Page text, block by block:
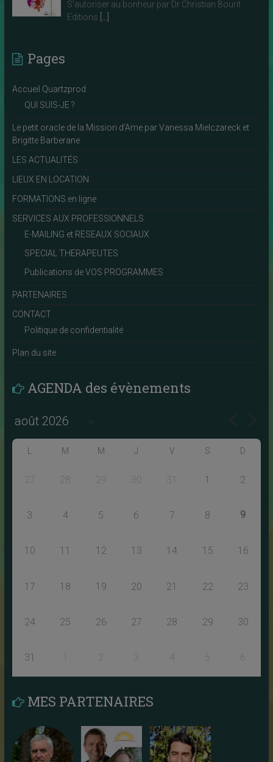
S’autoriser au bonheur par Dr Christian Bourit
Editions […]
Pages
Accueil Quartzprod
QUI SUIS-JE ?
Le petit oracle de la Mission d’Ame par Vanessa Mielczareck et
Brigitte Barberane
LES ACTUALITÉS
LIEUX EN LOCATION
FORMATIONS en ligne
SERVICES AUX PROFESSIONNELS
E-MAILING et RESEAUX SOCIAUX
SPECIAL THERAPEUTES
Publications de VOS PROGRAMMES
PARTENAIRES
CONTACT
Politique de confidentialité
Plan du site
AGENDA des évènements
L M M J V S D
27 28 29 30 31 1 2
3 4 5 6 7 8 9
10 11 12 13 14 15 16
17 18 19 20 21 22 23
24 25 26 27 28 29 30
31 2 3 5 6
MES PARTENAIRES